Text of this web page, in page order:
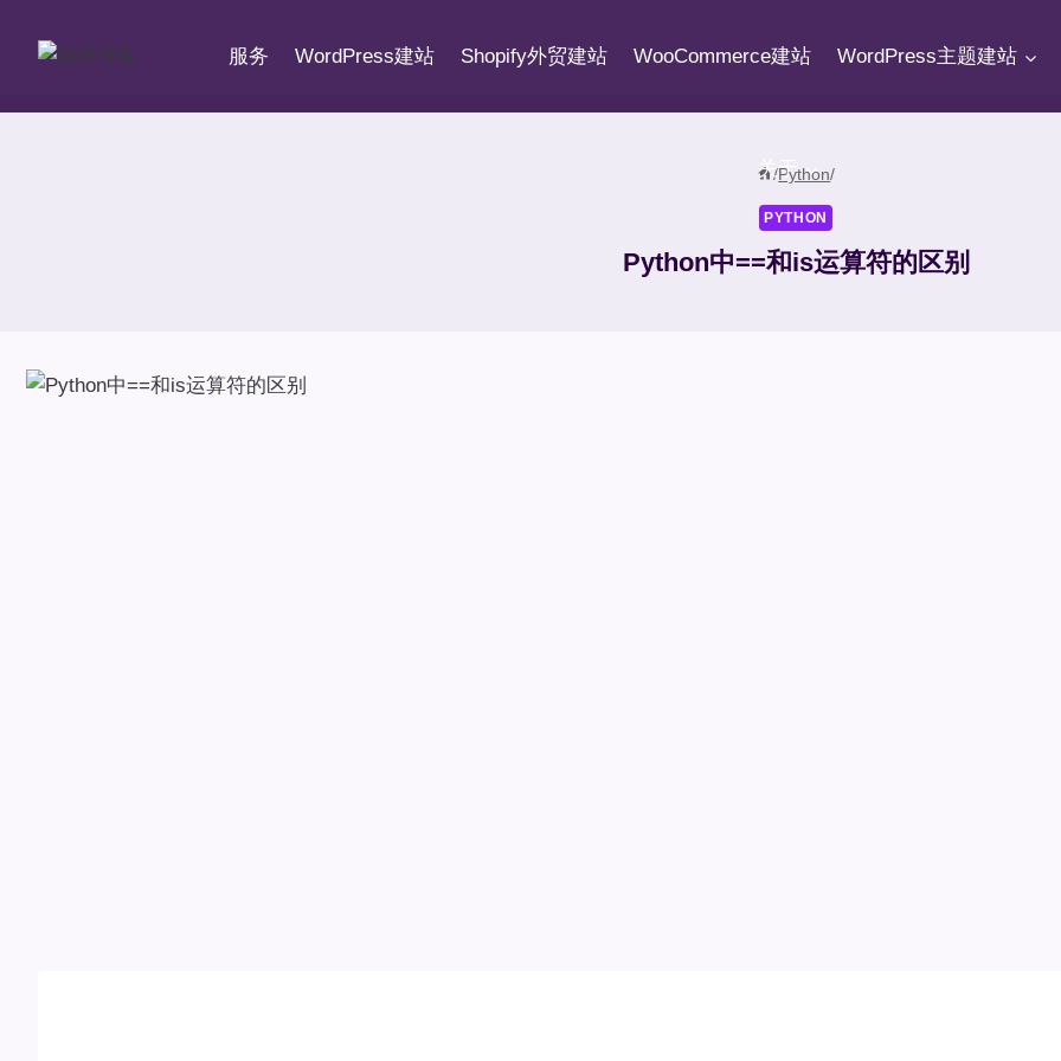
容
服务 WordPress建站 Shopify外贸建站 WooCommerce建站 WordPress主题建站
关于
/Python/
PYTHON
Python中==和is运算符的区别